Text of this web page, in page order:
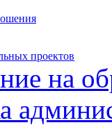
проектов
на